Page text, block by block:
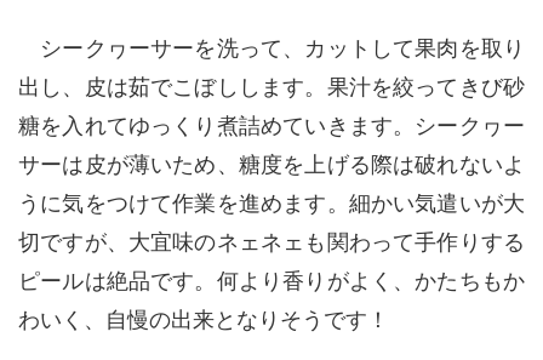
シークヮーサーを洗って、カットして果肉を取り
出し、皮は茹でこぼしします。果汁を絞ってきび砂
糖を入れてゆっくり煮詰めていきます。シークヮー
サーは皮が薄いため、糖度を上げる際は破れないよ
うに気をつけて作業を進めます。細かい気遣いが大
切ですが、大宜味のネェネェも関わって手作りする
ピールは絶品です。何より香りがよく、かたちもか
わいく、自慢の出来となりそうです！